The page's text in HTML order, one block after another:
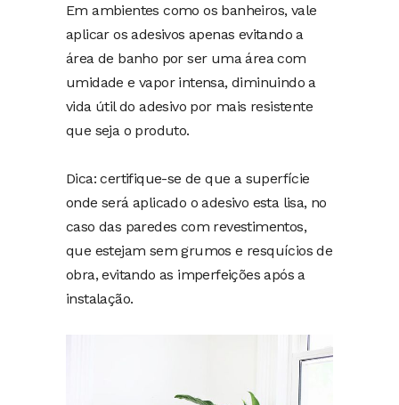
Em ambientes como os banheiros, vale
aplicar os adesivos apenas evitando a
área de banho por ser uma área com
umidade e vapor intensa, diminuindo a
vida útil do adesivo por mais resistente
que seja o produto.
Dica: certifique-se de que a superfície
onde será aplicado o adesivo esta lisa, no
caso das paredes com revestimentos,
que estejam sem grumos e resquícios de
obra, evitando as imperfeições após a
instalação.